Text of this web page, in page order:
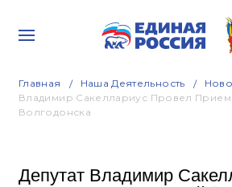
Главная Наша Деятельность
Владимир Сакеллариус Провел
Волгодонска
Депутат Владимир